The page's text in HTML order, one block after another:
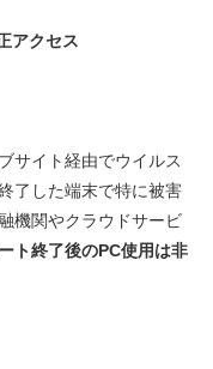
アクセス
サイト経由でウイルス
了した端末で特に被害
機関やクラウドサービ
ト終了後のPC使用は非